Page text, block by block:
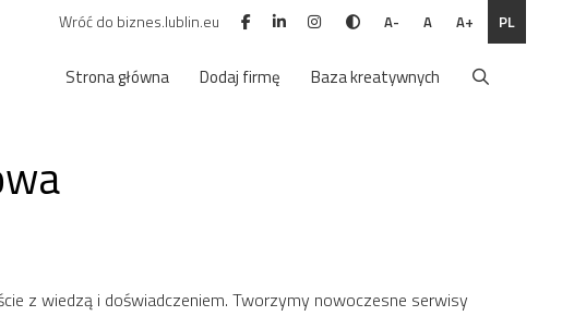
Wróć do biznes.lublin.eu A- A A+ PL
Strona główna Dodaj firmę Baza kreatywnych
z wiedzą i doświadczeniem. Tworzymy nowoczesne serwisy